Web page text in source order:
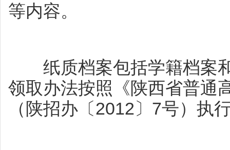
等内容。
纸质档案包括学籍档案
领取办法按照《陕西省普通
（陕招办〔2012〕7号）执